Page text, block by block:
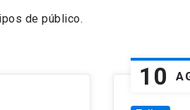
de público.
10